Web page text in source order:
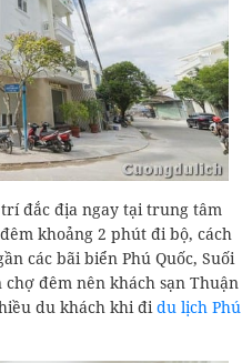
đắc địa ngay tại trung tâm
khoảng 2 phút đi bộ, cách
các bãi biển Phú Quốc, Suối
đêm nên khách sạn Thuận
du khách khi đidu lịch Phú